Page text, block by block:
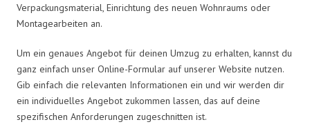
Verpackungsmaterial, Einrichtung des neuen Wohnraums oder
Montagearbeiten an.
Um ein genaues Angebot für deinen Umzug zu erhalten, kannst du
ganz einfach unser Online-Formular auf unserer Website nutzen.
Gib einfach die relevanten Informationen ein und wir werden dir
ein individuelles Angebot zukommen lassen, das auf deine
spezifischen Anforderungen zugeschnitten ist.